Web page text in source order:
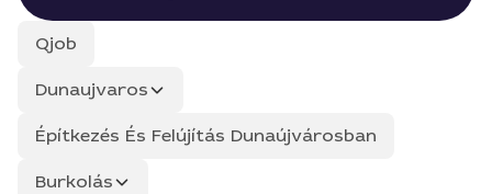
Qjob
Dunaujvaros
Építkezés És Felújítás Dunaújvárosban
Burkolás